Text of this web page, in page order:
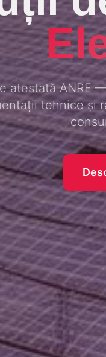
atestată ANRE
tehnice și